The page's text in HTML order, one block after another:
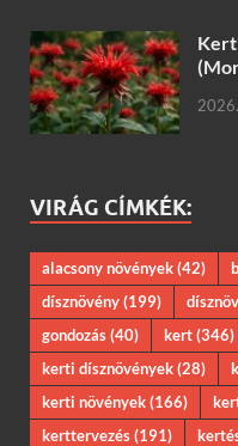
VIRÁG CÍMKÉK:
alacsony növények(42)
dísznövény(199)
gondozás(40) kert(346)
kerti dísznövények(28)
kerti növények(166)
kerttervezés(191)